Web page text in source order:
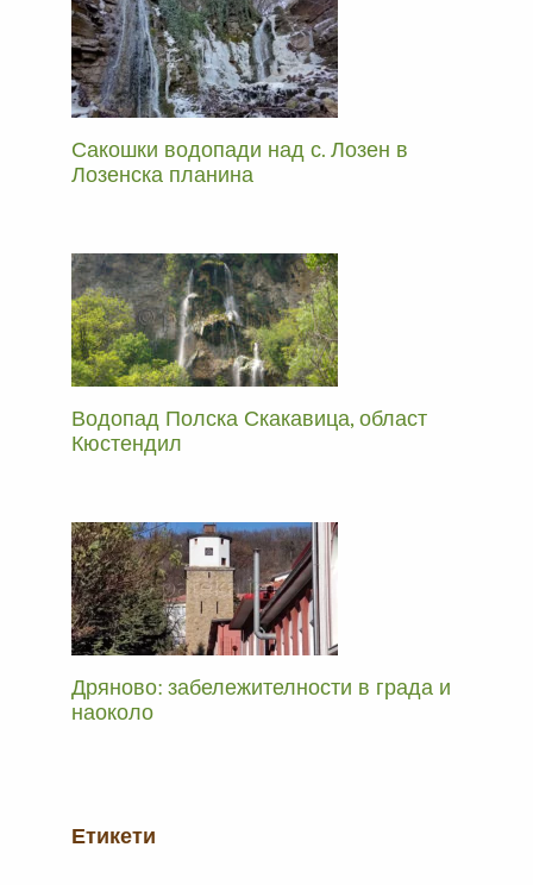
Сакошки водопади над с. Лозен в
Лозенска планина
Водопад Полска Скакавица, област
Кюстендил
Дряново: забележителности в града и
наоколо
Етикети